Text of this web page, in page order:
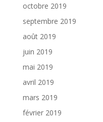
octobre 2019
septembre 2019
août 2019
juin 2019
mai 2019
avril 2019
mars 2019
février 2019